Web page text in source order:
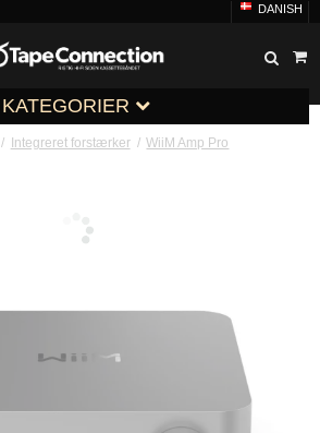
DANISH
KATEGORIER
/ Integreret forstærker / WiiM Amp Pro